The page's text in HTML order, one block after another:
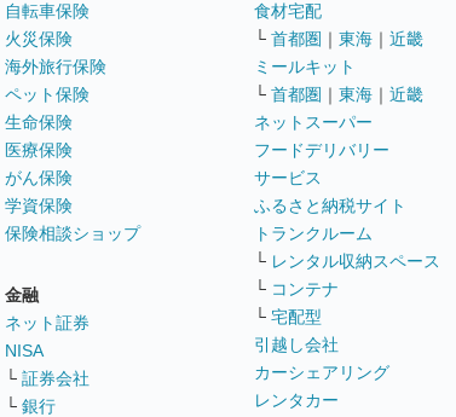
自転車保険
火災保険
海外旅行保険
ペット保険
生命保険
医療保険
がん保険
学資保険
保険相談ショップ
金融
ネット証券
NISA
└ 証券会社
└ 銀行
食材宅配
└ 首都圏 ｜ 東海 ｜ 近畿
ミールキット
└ 首都圏 ｜ 東海 ｜ 近畿
ネットスーパー
フードデリバリー
サービス
ふるさと納税サイト
トランクルーム
└ レンタル収納スペース
└ コンテナ
└ 宅配型
引越し会社
カーシェアリング
レンタカー